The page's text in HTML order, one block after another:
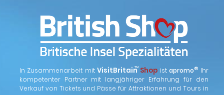
In Zusammenarbeit mitVisitBritain
™ Shop istapromo® Ihr
kompetenter Partner mit langjähriger Erfahrung für den
Verkauf von Tickets und Pässe für Attraktionen und Tours in